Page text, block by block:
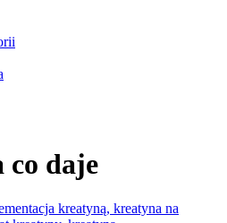
co daje